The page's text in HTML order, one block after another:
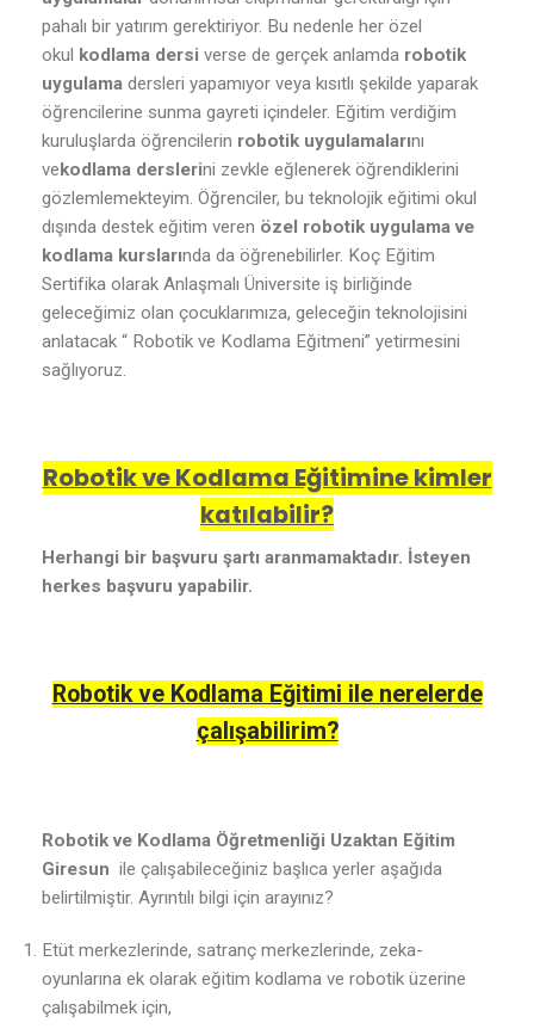
pahalı bir yatırım gerektiriyor. Bu nedenle her özel
okul kodlama dersi verse de gerçek anlamda robotik
uygulama dersleri yapamıyor veya kısıtlı şekilde yaparak
öğrencilerine sunma gayreti içindeler. Eğitim verdiğim
kuruluşlarda öğrencilerin robotik uygulamalarını
vekodlama derslerini zevkle eğlenerek öğrendiklerini
gözlemlemekteyim. Öğrenciler, bu teknolojik eğitimi okul
dışında destek eğitim veren özel robotik uygulama ve
kodlama kurslarında da öğrenebilirler. Koç Eğitim
Sertifika olarak Anlaşmalı Üniversite iş birliğinde
geleceğimiz olan çocuklarımıza, geleceğin teknolojisini
anlatacak “ Robotik ve Kodlama Eğitmeni” yetirmesini
sağlıyoruz.
Robotik ve Kodlama Eğitimine kimler
katılabilir?
Herhangi bir başvuru şartı aranmamaktadır. İsteyen
herkes başvuru yapabilir.
Robotik ve Kodlama Eğitimi ile nerelerde
çalışabilirim?
Robotik ve Kodlama Öğretmenliği Uzaktan Eğitim
Giresun ile çalışabileceğiniz başlıca yerler aşağıda
belirtilmiştir. Ayrıntılı bilgi için arayınız?
Etüt merkezlerinde, satranç merkezlerinde, zeka-
oyunlarına ek olarak eğitim kodlama ve robotik üzerine
çalışabilmek için,